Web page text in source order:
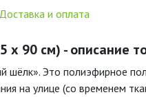
Доставка и оплата
90 см) - описание
шёлк». Это полиэфирное
на улице (со временем